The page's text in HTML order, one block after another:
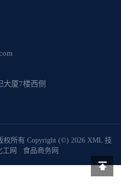
大厦7楼西侧
权所有 Copyright (©) 2026 XML 技
工网 食品商务网